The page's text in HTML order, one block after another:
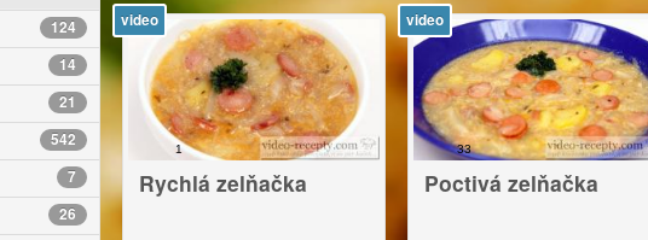
124
14
21
542
7
26
video
1
Rychlá zelňačka
video
33
Poctivá zelňačka